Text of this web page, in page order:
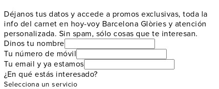
Déjanos tus datos y accede a promos exclusivas, toda la
info del carnet en hoy-voy Barcelona Glòries y atención
personalizada. Sin spam, sólo cosas que te interesan.
Dinos tu nombre
Tu número de móvil
Tu email y ya estamos
¿En qué estás interesado?
Selecciona un servicio